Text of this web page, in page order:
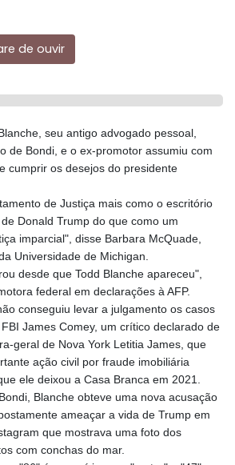
de ouvir
seu antigo advogado pessoal,
de Bondi, e o ex-promotor assumiu com
cumprir os desejos do presidente
de Justiça mais como o escritório
Donald Trump do que como um
imparcial", disse Barbara McQuade,
Universidade de Michigan.
desde que Todd Blanche apareceu",
federal em declarações à AFP.
conseguiu levar a julgamento os casos
James Comey, um crítico declarado de
geral de Nova York Letitia James, que
ação civil por fraude imobiliária
ele deixou a Casa Branca em 2021.
Blanche obteve uma nova acusação
ameaçar a vida de Trump em
que mostrava uma foto dos
com conchas do mar.